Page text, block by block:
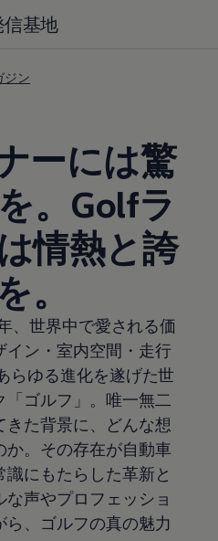
信基地
ジン
ーには驚
。Golfラ
情熱と誇
。
、世界中で愛される価
イン・室内空間・走行
らゆる進化を遂げた世
ゴルフ」。唯一無二
た背景に、どんな想
か。その存在が自動車
にもたらした革新と
声やプロフェッショ
、ゴルフの真の魅力